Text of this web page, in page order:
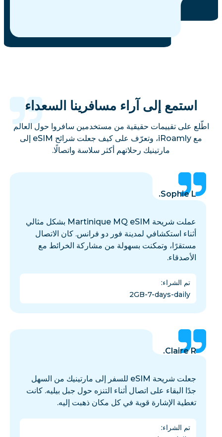
استمع إلى آراء مسافرينا السعداء
اطّلع على تقييمات حقيقية من مستخدمين سافروا حول العالم
مع iRoamly، وتعرّف على كيف جعلت شرائح eSIM إلى
مارتينيك رحلاتهم أكثر سلاسة واتصالًا.
Sophie L.
عملت شريحة Martinique MQ eSIM بشكل مثالي
أثناء استكشافي لمدينة فور دو فرانس. كان الاتصال
مستقرًا، وتمكنت بسهولة من مشاركة الخرائط مع
الأصدقاء.
تم الشراء:
2GB-7-days-daily
Claire R.
جعلت شريحة eSIM للسفر إلى مارتينيك من السهل
جدًا البقاء على اتصال أثناء التنزه حول جبل بيليه. كانت
تغطية الإشارة قوية في كل مكان ذهبت إليه.
تم الشراء: